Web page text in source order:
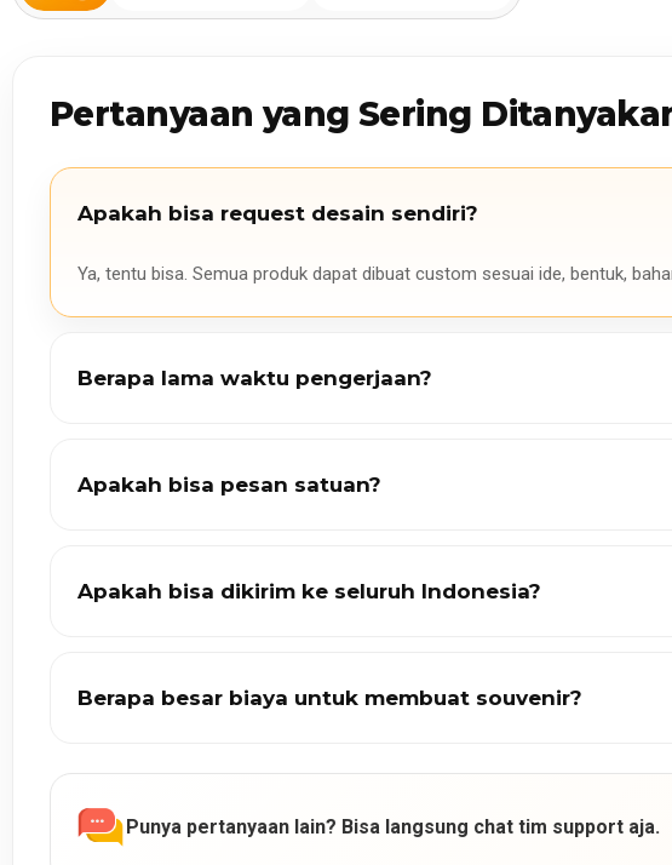
Pertanyaan yang Sering
Apakah bisa request desain sendiri?
Ya, tentu bisa. Semua produk dapat dibuat custom sesuai ide, bentuk,
Berapa lama waktu pengerjaan?
Apakah bisa pesan satuan?
Apakah bisa dikirim ke seluruh Indonesia?
Berapa besar biaya untuk membuat souvenir?
Punya pertanyaan lain? Bisa langsung chat tim support aja.